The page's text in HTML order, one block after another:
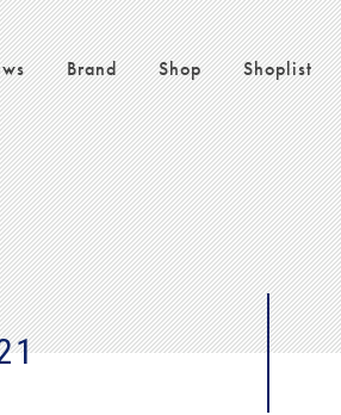
Brand Shop Shoplist